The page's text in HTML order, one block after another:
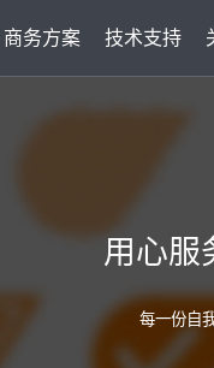
商务方案 技术支持
AI知识助手
营销自动化
批量营销发送，提升获客
用心服
每一份自